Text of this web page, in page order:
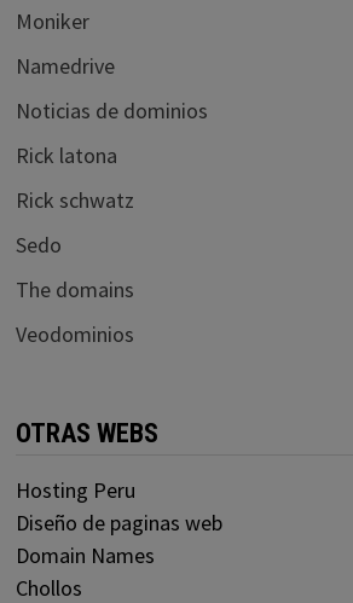
Moniker
Namedrive
Noticias de dominios
Rick latona
Rick schwatz
Sedo
The domains
Veodominios
OTRAS WEBS
Hosting Peru
Diseño de paginas web
Domain Names
Chollos